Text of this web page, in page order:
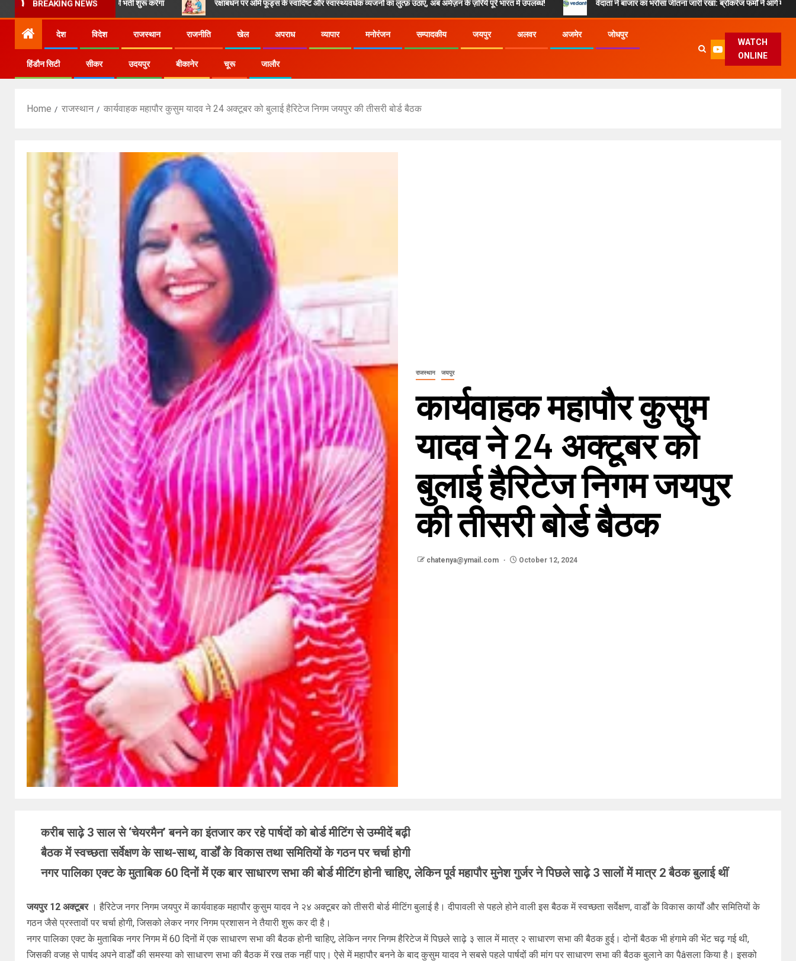
BREAKING NEWS
जूनियर एसोसिएट्स की भर्ती शुरू करेगा रक्षाबंधन पर ओमे फूड्स के स्वादिष्ट और स्वास्थ्यवर्धक व्यंजनों का लुत्फ़ उठाएं, अब अमेज़न के ज़रिये पूरे भारत में उपलब्ध! वेदांता ने बाजार का भरोसा जीतना जारी रखा: ब्रोकरेज फर्मों ने आगे मजबूत आय का
देश विदेश राजस्थान राजनीति खेल अपराध व्यापार मनोरंजन सम्पादकीय जयपुर अलवर अजमेर जोधपुर
हिंडौन सिटी सीकर उदयपुर बीकानेर चूरू जालौर
WATCH
ONLINE
Home राजस्थान कार्यवाहक महापौर कुसुम यादव ने 24 अक्टूबर को बुलाई हैरिटेज निगम जयपुर की तीसरी बोर्ड बैठक
राजस्थान जयपुर
कार्यवाहक महापौर कुसुम
यादव ने 24 अक्टूबर को
बुलाई हैरिटेज निगम जयपुर
की तीसरी बोर्ड बैठक
chatenya@ymail.com October 12, 2024
करीब साढ़े 3 साल से ‘चेयरमैन’ बनने का इंतजार कर रहे पार्षदों को बोर्ड मीटिंग से उम्मीदें बढ़ी
बैठक में स्वच्छता सर्वेक्षण के साथ-साथ, वार्डों के विकास तथा समितियों के गठन पर चर्चा होगी
नगर पालिका एक्ट के मुताबिक 60 दिनों में एक बार साधारण सभा की बोर्ड मीटिंग होनी चाहिए, लेकिन पूर्व महापौर मुनेश गुर्जर ने पिछले साढ़े 3 सालों में मात्र 2 बैठक बुलाई थीं
जयपुर 12 अक्टूबर। हैरिटेज नगर निगम जयपुर में कार्यवाहक महापौर कुसुम यादव ने २४ अक्टूबर को तीसरी बोर्ड मीटिंग बुलाई है। दीपावली से पहले होने वाली इस बैठक में स्वच्छता सर्वेक्षण, वार्डों के विकास कार्यों और समितियों के
गठन जैसे प्रस्तावों पर चर्चा होगी, जिसको लेकर नगर निगम प्रशासन ने तैयारी शुरू कर दी है।
नगर पालिका एक्ट के मुताबिक नगर निगम में 60 दिनों में एक साधारण सभा की बैठक होनी चाहिए, लेकिन नगर निगम हैरिटेज में पिछले साढ़े ३ साल में मात्र २ साधारण सभा की बैठक हुई। दोनों बैठक भी हंगामे की भेंट चढ़ गई थी,
जिसकी वजह से पार्षद अपने वार्डों की समस्या को साधारण सभा की बैठक में रख तक नहीं पाए। ऐसे में महापौर बनने के बाद कुसुम यादव ने सबसे पहले पार्षदों की मांग पर साधारण सभा की बैठक बुलाने का पैâसला किया है। इसको